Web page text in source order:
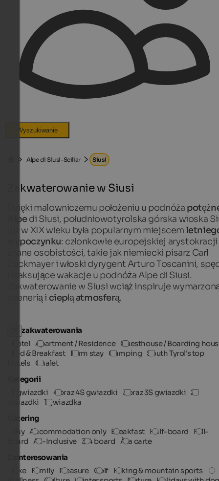
Wyszukiwanie
Alpe di Siusi-Sciliar Siusi
Zakwaterowanie w Siusi
Dzięki malowniczemu położeniu u podnóża
Alpedi Siusi, południowotyrolska górska wioska
już w XIX wieku była popularnym miejscem
wypoczynku: członkowie europejskiej arystokracji
znane osobistości, takie jak niemiecki pisarz Carl
Zuckmayer i włoski dyrygent Arturo Toscanini,
relaksujące wakacje u podnóża Alpe di Siusi.
Zakwaterowanie w Siusi wciąż inspiruje
scenerią i ciepłą atmosferą.
Typ zakwaterowania
Hotel Apartment / Residence Guesthouse / Boarding
Bed & Breakfast Farm stay Camping South Tyrol's top
Hotels Chalet
Kategorii
5 gwiazdki 4 oraz 4S gwiazdki 3 oraz 3S gwiazdki 2
gwiazdki 1 gwiazdka
Catering
Any Accommodation only Breakfast Half-board
Full-
board All-Inclusive 3/4 board À la carte
Zainteresowania
Bike Family Pleasure Golf Hiking & mountain sports